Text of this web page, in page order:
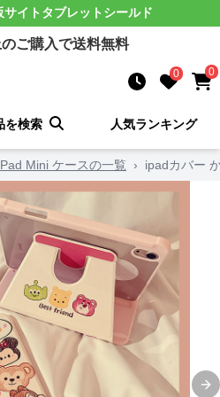
サイト タブレットシールド
ご購入で送料無料
0 0
を検索 人気ランキング
Mini ケースの一覧 › ipadカバー